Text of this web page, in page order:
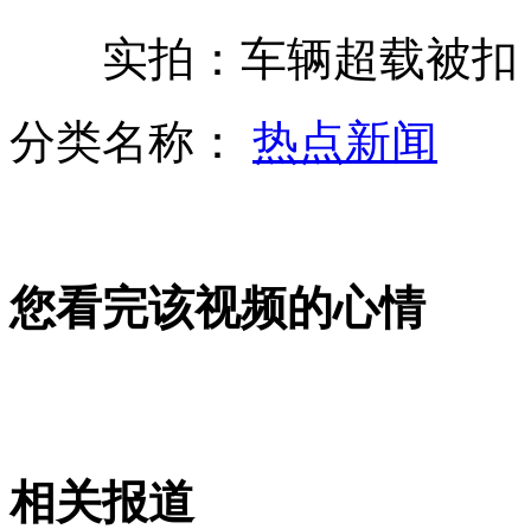
保时捷车主下车买馄饨后车被偷走
山西运城恶犬咬伤多人 警民合力深夜将其击毙
实拍：车辆超载被扣
分类名称： 热点新闻
您看完该视频的心情
相关报道